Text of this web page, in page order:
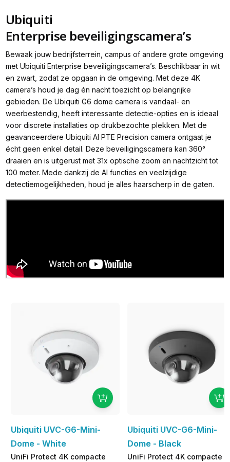
Ubiquiti
Enterprise beveiligingscamera’s
Bewaak jouw bedrijfsterrein, campus of andere grote omgeving
met Ubiquiti Enterprise beveiligingscamera’s. Beschikbaar in wit
en zwart, zodat ze opgaan in de omgeving. Met deze 4K
camera’s houd je dag én nacht toezicht op belangrijke
gebieden. De Ubiquiti G6 dome camera is vandaal- en
weerbestendig, heeft interessante detectie-opties en is ideaal
voor discrete installaties op drukbezochte plekken. Met de
geavanceerdere Ubiquiti AI PTE Precision camera ontgaat je
écht geen enkel detail. Deze beveiligingscamera kan 360°
draaien en is uitgerust met 31x optische zoom en nachtzicht tot
100 meter. Mede dankzij de AI functies en veelzijdige
detectiemogelijkheden, houd je alles haarscherp in de gaten.
Ubiquiti UVC-G6-Mini-
Dome - White
UniFi Protect 4K compacte
Ubiquiti UVC-G6-Mini-
Dome - Black
UniFi Protect 4K compacte